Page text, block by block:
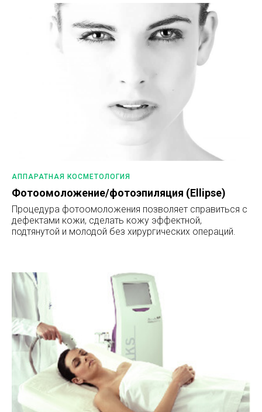
АППАРАТНАЯ КОСМЕТОЛОГИЯ
Фотоомоложение/фотоэпиляция (Ellipse)
Процедура фотоомоложения позволяет справиться с
дефектами кожи, сделать кожу эффектной,
подтянутой и молодой без хирургических операций.